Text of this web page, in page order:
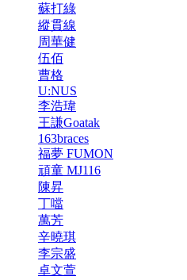
蘇打綠
縱貫線
周華健
伍佰
曹格
U:NUS
李浩瑋
王謙Goatak
163braces
福夢 FUMON
頑童 MJ116
陳昇
丁噹
萬芳
辛曉琪
李宗盛
卓文萱